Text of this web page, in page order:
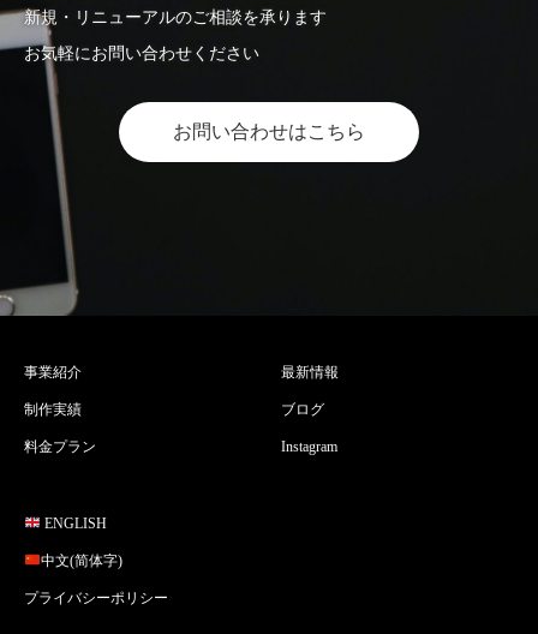
新規・リニューアルのご相談を承ります
お気軽にお問い合わせください
お問い合わせはこちら
事業紹介
制作実績
料金プラン
最新情報
ブログ
Instagram
ENGLISH
中文(简体字)
プライバシーポリシー